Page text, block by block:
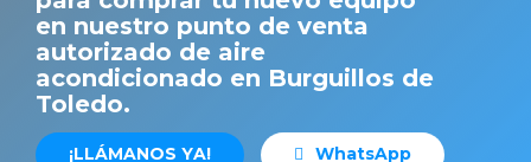
en nuestro punto de venta
autorizado de aire
acondicionado en Burguillos de
Toledo.
¡LLÁMANOS YA! WhatsApp